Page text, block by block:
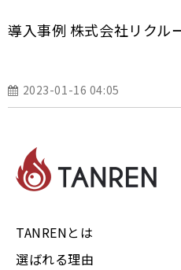
導入事例 株式会社リクル
2023-01-16 04:05
TANRENとは
選ばれる理由